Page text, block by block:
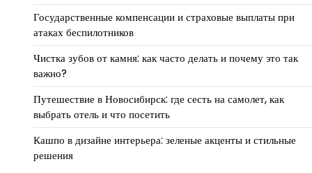
Государственные компенсации и страховые выплаты при
атаках беспилотников
Чистка зубов от камня: как часто делать и почему это так
важно?
Путешествие в Новосибирск: где сесть на самолет, как
выбрать отель и что посетить
Кашпо в дизайне интерьера: зеленые акценты и стильные
решения